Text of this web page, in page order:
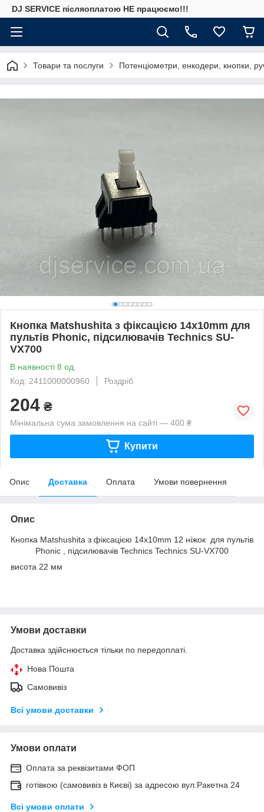
DJ SERVICE пiсляоплатою НЕ працюємо!!!
Товари та послуги Потенціометри, енкодери, кнопки,
Кнопка Matshushita з фіксацією 14x10mm для
пультів Phonic, підсилювачів Technics SU-
VX700
В наявності 8 од.
Код: 2411000000960
Роздріб
204 ₴
Мінімальна сума замовлення на сайті — 400 ₴
Купити
Опис Доставка Оплата Умови повернення
Опис
Кнопка Matshushita з фіксацією 14x10mm 12 ніжок для пультів
Phonic , підсилювачів Technics Technics SU-VX700
висота 22 мм
Умови доставки
Доставка здійснюється тільки по передоплаті.
Нова Пошта
Самовивіз
Всі умови доставки
Умови оплати
Оплата за реквізитами ФОП
готівкою (самовивіз в Києві) за адресою вул.Ракетна 24
Всі умови оплати